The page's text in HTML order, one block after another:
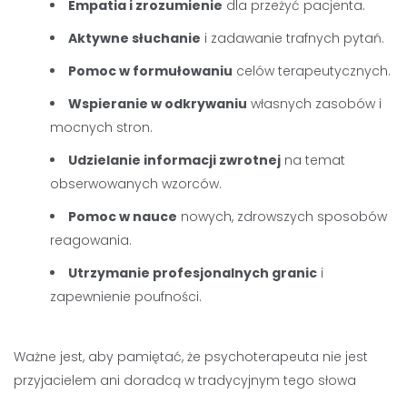
Empatia i zrozumienie dla przeżyć pacjenta.
Aktywne słuchanie i zadawanie trafnych pytań.
Pomoc w formułowaniu celów terapeutycznych.
Wspieranie w odkrywaniu własnych zasobów i
mocnych stron.
Udzielanie informacji zwrotnej na temat
obserwowanych wzorców.
Pomoc w nauce nowych, zdrowszych sposobów
reagowania.
Utrzymanie profesjonalnych granic i
zapewnienie poufności.
Ważne jest, aby pamiętać, że psychoterapeuta nie jest
przyjacielem ani doradcą w tradycyjnym tego słowa